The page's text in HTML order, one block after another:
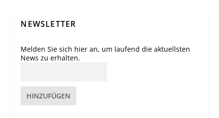
NEWSLETTER
Melden Sie sich hier an, um laufend die aktuellsten
News zu erhalten.
HINZUFÜGEN